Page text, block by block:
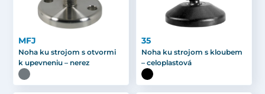
MFJ
Noha ku strojom s otvormi
k upevneniu – nerez
35
Noha ku strojom s kloubem
– celoplastová